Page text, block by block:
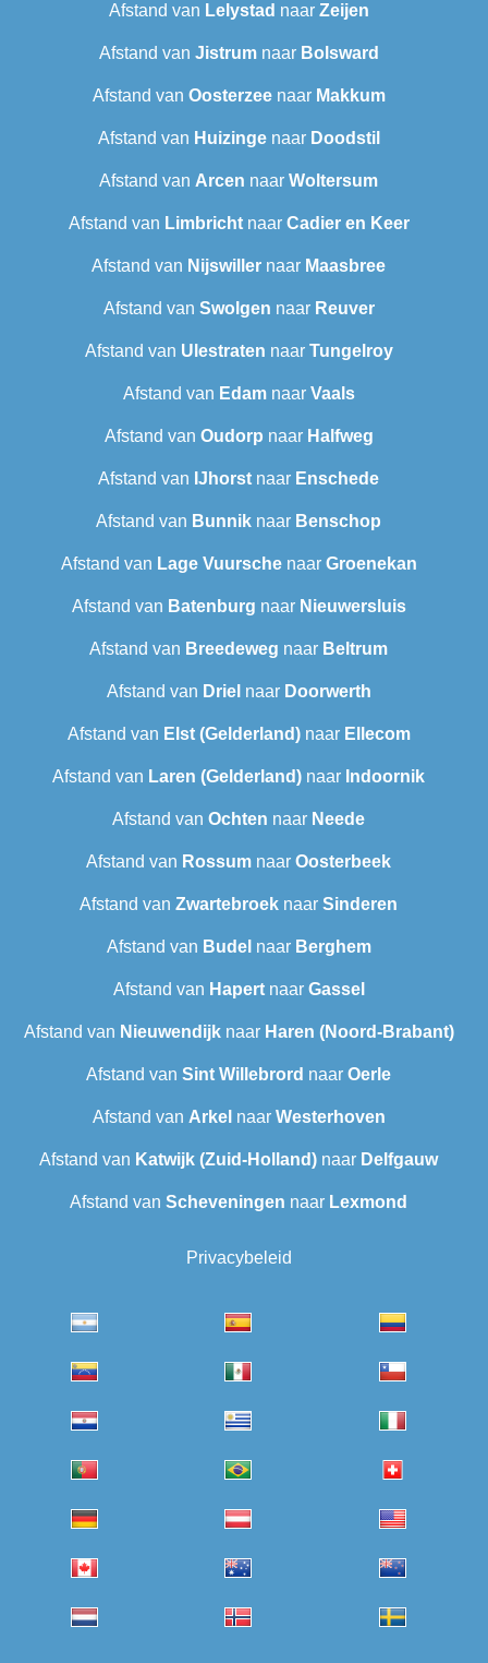
Afstand van Lelystad naar Zeijen
Afstand van Jistrumnaar Bolsward‎
Afstand van Oosterzeenaar Makkum
Afstand van Huizingenaar Doodstil
Afstand van Arcen naar Woltersum
Afstand van Limbrichtnaar Cadier en Keer
Afstand van Nijswiller naar Maasbree
Afstand van Swolgen naar Reuver
Afstand van Ulestraten naar Tungelroy
Afstand van Edamnaar Vaals
Afstand van Oudorp naar Halfweg
Afstand van IJhorst naar Enschede
Afstand van Bunnik naar Benschop
Afstand van Lage Vuurschenaar Groenekan
Afstand van Batenburg naar Nieuwersluis
Afstand van Breedeweg naar Beltrum
Afstand van Driel naar Doorwerth
Afstand van Elst (Gelderland)naar Ellecom
Afstand van Laren (Gelderland) naar Indoornik
Afstand van Ochten naar Neede
Afstand van Rossum naar Oosterbeek
Afstand van Zwartebroek naar Sinderen
Afstand van Budel naar Berghem
Afstand van Hapertnaar Gassel
Afstand van Nieuwendijknaar Haren (Noord-Brabant)
Afstand van Sint Willebrord naar Oerle
Afstand van Arkel naar Westerhoven
Afstand van Katwijk (Zuid-Holland) naar Delfgauw
Afstand van Scheveningen‎ naar Lexmond
Privacybeleid